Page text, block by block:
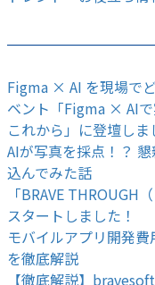
Figma × AI を現場で
ベント「Figma × AI
これから」に登壇しま
AIが写真を採点！？
込んでみた話
「BRAVE
スタートしました！
モバイルアプリ開発
を徹底解説
【徹底解説】